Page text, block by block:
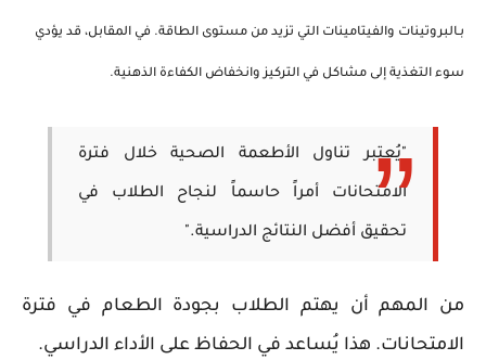
بـالبروتينات والفيتامينات التي تزيد من مستوى الطاقة. في المقابل، قد يؤدي
سوء التغذية إلى مشاكل في التركيز وانخفاض الكفاءة الذهنية.
"يُعتبر تناول الأطعمة الصحية خلال فترة
الامتحانات أمراً حاسماً لنجاح الطلاب في
تحقيق أفضل النتائج الدراسية."
من المهم أن يهتم الطلاب بجودة الطعام في فترة
الامتحانات. هذا يُساعد في الحفاظ على الأداء الدراسي.